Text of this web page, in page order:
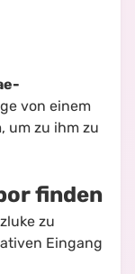
von einem
um zu ihm zu
finden
zu
Eingang